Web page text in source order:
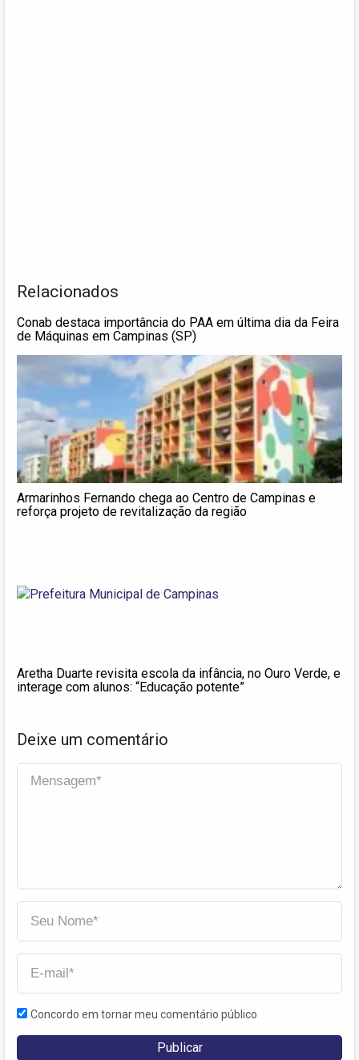
Relacionados
Conab destaca importância do PAA em última dia da Feira
de Máquinas em Campinas (SP)
Armarinhos Fernando chega ao Centro de Campinas e
reforça projeto de revitalização da região
Aretha Duarte revisita escola da infância, no Ouro Verde, e
interage com alunos: “Educação potente”
Deixe um comentário
Concordo em tornar meu comentário público